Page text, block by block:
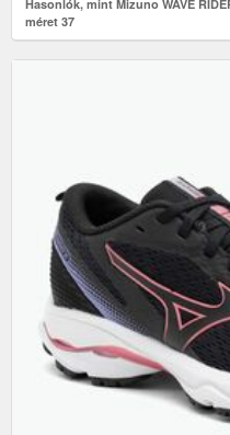
Hasonlók, mint Mizuno WAVE
méret 37